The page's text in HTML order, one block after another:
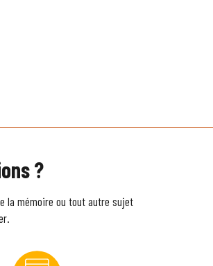
?
la mémoire ou tout autre sujet